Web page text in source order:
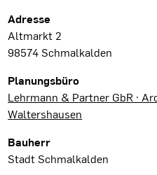
Projektdaten
Adresse
Altmarkt 2
98574 Schmalkalden
Planungsbüro
Lehrmann & Partner GbR ·
Waltershausen
Bauherr
Stadt Schmalkalden